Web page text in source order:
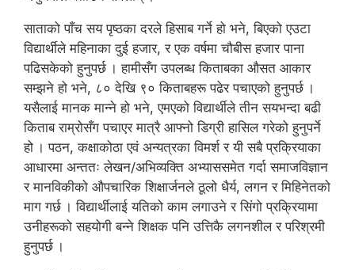
साताको पाँच सय पृष्ठका दरले हिसाब गर्ने हो भने, बिएको एउटा
विद्यार्थीले महिनाका दुई हजार, र एक वर्षमा चौबीस हजार पाना
पढिसकेको हुनुपर्छ । हामीसँग उपलब्ध किताबका औसत आकार
सम्झने हो भने, ८० देखि ९० किताबहरू पढेर पचाएको हुनुपर्छ ।
यसैलाई मानक मान्ने हो भने, एमएको विद्यार्थीले तीन सयभन्दा बढी
किताब राम्रोसँग पचाएर मात्रै आफ्नो डिग्री हासिल गरेको हुनुपर्ने
हो । पठन, कक्षाकोठा एवं अन्यत्रका विमर्श र यी सबै प्रक्रियाका
आधारमा अन्ततः लेखन/अभिव्यक्ति अभ्याससमेत गर्दा समाजविज्ञान
र मानविकीको औपचारिक शिक्षार्जनले ठूलो धैर्य, लगन र मिहिनेतको
माग गर्छ । विद्यार्थीलाई यतिको काम लगाउने र सिंगो प्रक्रियामा
उनीहरूको सहयोगी बन्ने शिक्षक पनि उत्तिकै लगनशील र परिश्रमी
हुनुपर्छ ।